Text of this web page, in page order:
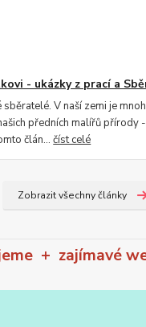
- ukázky z prací a
sběratelé. V naší zemi je
předních malířů přírody
člán...číst celé
Zobrazit všechny články
+